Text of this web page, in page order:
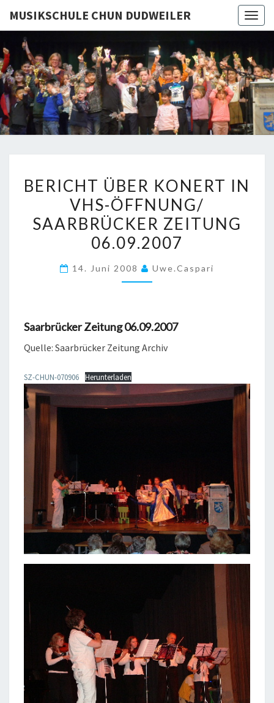
MUSIKSCHULE CHUN DUDWEILER
ÜBER
KONERT
IN
VHS-
SAARBRÜCKER
BERICHT ÜBER KONERT IN
VHS-ÖFFNUNG/
SAARBRÜCKER ZEITUNG
06.09.2007
14. Juni 2008 Uwe.caspari
Saarbrücker Zeitung 06.09.2007
Quelle: Saarbrücker Zeitung Archiv
SZ-CHUN-070906 Herunterladen